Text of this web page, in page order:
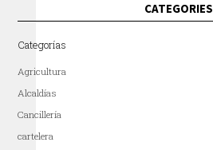
CATEGORIES
Categorías
Agricultura
Alcaldías
Cancillería
cartelera